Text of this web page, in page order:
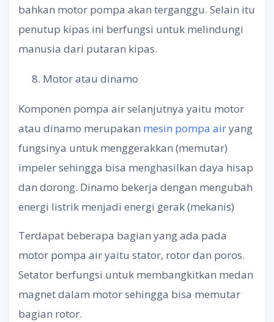
bahkan motor pompa akan terganggu. Selain itu
penutup kipas ini berfungsi untuk melindungi
manusia dari putaran kipas.
Motor atau dinamo
Komponen pompa air selanjutnya yaitu motor
atau dinamo merupakan mesin pompa airyang
fungsinya untuk menggerakkan (memutar)
impeler sehingga bisa menghasilkan daya hisap
dan dorong. Dinamo bekerja dengan mengubah
energi listrik menjadi energi gerak (mekanis)
Terdapat beberapa bagian yang ada pada
motor pompa air yaitu stator, rotor dan poros.
Setator berfungsi untuk membangkitkan medan
magnet dalam motor sehingga bisa memutar
bagian rotor.